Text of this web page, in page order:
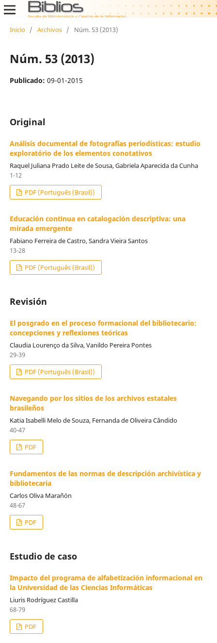
Inicio / Archivos / Núm. 53 (2013)
Núm. 53 (2013)
Publicado: 09-01-2015
Original
Análisis documental de fotografías periodísticas: estudio
exploratório de los elementos conotativos
Raquel Juliana Prado Leite de Sousa, Gabriela Aparecida da Cunha
1-12
PDF (Português (Brasil))
Educación continua en catalogación descriptiva: una
mirada emergente
Fabiano Ferreira de Castro, Sandra Vieira Santos
13-28
PDF (Português (Brasil))
Revisión
El posgrado en el proceso formacional del bibliotecario:
concepciones y reflexiones teóricas
Claudia Lourenço da Silva, Vanildo Pereira Pontes
29-39
PDF (Português (Brasil))
Navegando por los sitios de los archivos estatales
brasileños
Katia Isabelli Melo de Souza, Fernanda de Oliveira Cândido
40-47
PDF
Fundamentos de las normas de descripción archivística y
bibliotecaria
Carlos Oliva Marañón
48-67
PDF
Estudio de caso
Impacto del programa de alfabetización informacional en
la Universidad de las Ciencias Informáticas
Liuris Rodríguez Castilla
68-79
PDF